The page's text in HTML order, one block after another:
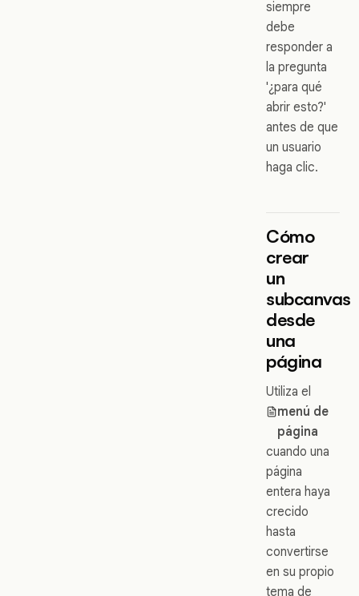
siempre
debe
responder a
la pregunta
'¿para qué
abrir esto?'
antes de que
un usuario
haga clic.
Cómo
crear
un
subcanvas
desde
una
página
Utiliza el
menú de
página
cuando una
página
entera haya
crecido
hasta
convertirse
en su propio
tema de